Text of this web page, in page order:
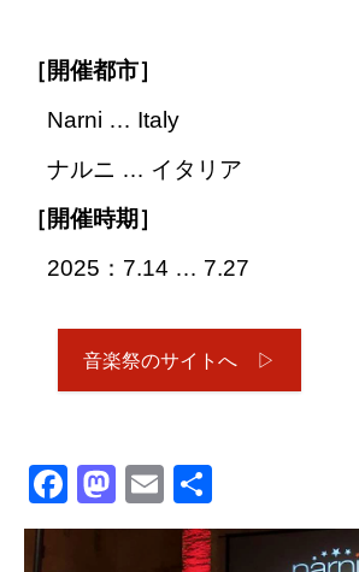
［開催都市］
Narni … Italy
ナルニ … イタリア
［開催時期］
2025：7.14 … 7.27
音楽祭のサイトへ ▷
Facebook
Mastodon
Email
有